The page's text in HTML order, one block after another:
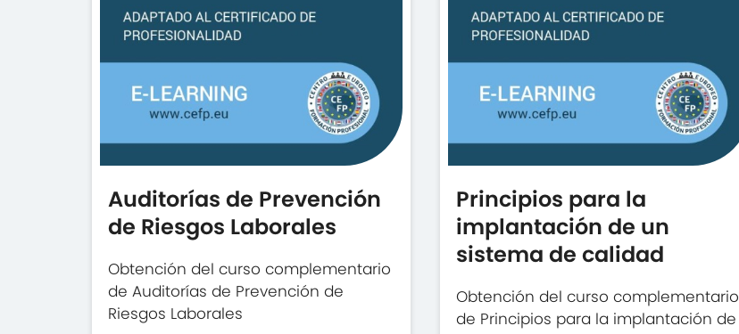
Auditorías de Prevención
de Riesgos Laborales
Obtención del curso complementario
de Auditorías de Prevención de
Riesgos Laborales
Principios para la
implantación de un
sistema de calidad
Obtención del curso complementario
de Principios para la implantación de